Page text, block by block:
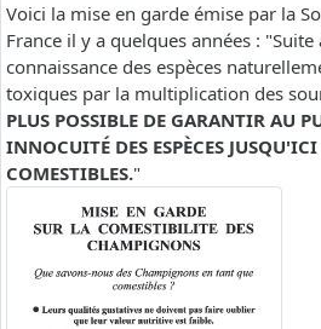
Voici la mise en garde émise par la
France il y a quelques années :
connaissance des espèces
toxiques par la multiplication des
PLUS POSSIBLE DE GARANTIR AU
INNOCUITÉ DES ESPÈCES JUSQU'ICI
COMESTIBLES."